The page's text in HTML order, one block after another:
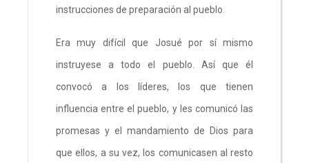
instrucciones de preparación al pueblo.
Era muy difícil que Josué por sí mismo
instruyese a todo el pueblo. Así que él
convocó a los líderes, los que tienen
influencia entre el pueblo, y les comunicó las
promesas y el mandamiento de Dios para
que ellos, a su vez, los comunicasen al resto